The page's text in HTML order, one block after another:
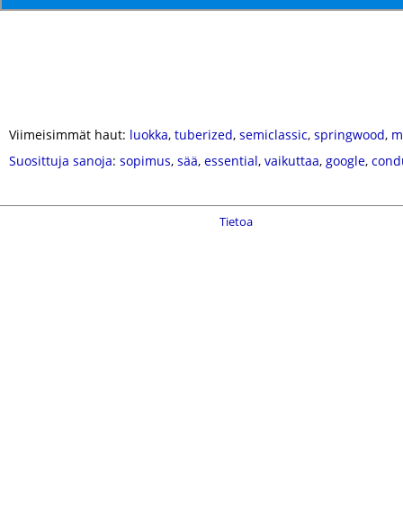
Viimeisimmät haut: luokka, tuberized, semiclassic, springwood,
Suosittuja sanoja: sopimus, sää, essential, vaikuttaa, google,
Tietoa